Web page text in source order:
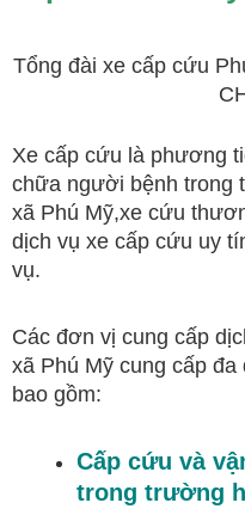
Tổng đài xe cấp cứu
Xe cấp cứu là phương
chữa người bệnh trong
xã Phú Mỹ,xe cứu
dịch vụ xe cấp cứu uy
vụ.
Các đơn vị cung cấp
xã Phú Mỹ cung cấp
bao gồm:
Cấp cứu và
trong trường